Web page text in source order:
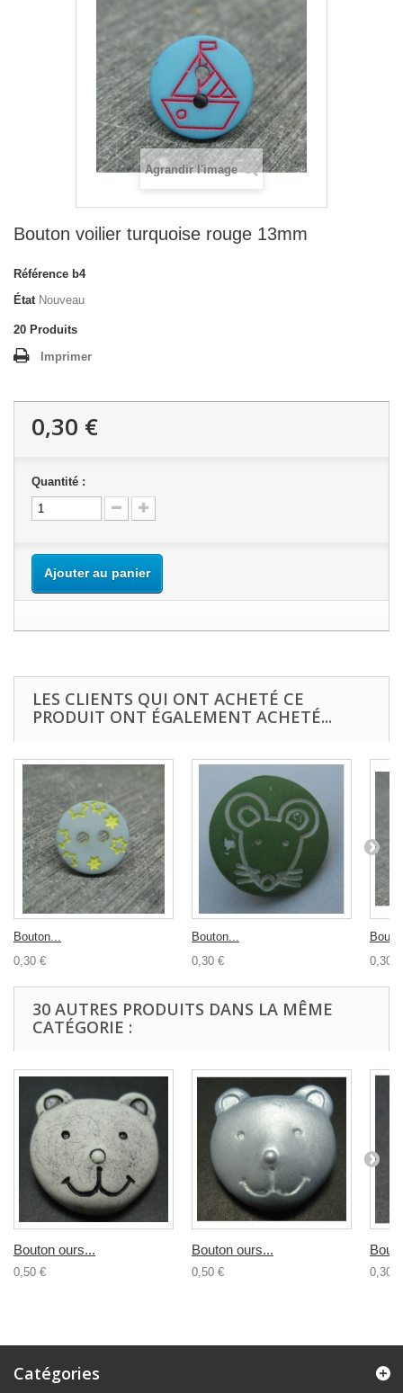
Agrandir l'image
Bouton voilier turquoise rouge 13mm
Référence b4
État Nouveau
20 Produits
Imprimer
0,30 €
Quantité :
Ajouter au panier
LES CLIENTS QUI ONT ACHETÉ CE
PRODUIT ONT ÉGALEMENT ACHETÉ...
Bouton...
0,30 €
Bouton...
0,30 €
0,30 €
30 AUTRES PRODUITS DANS LA MÊME
CATÉGORIE :
Bouton ours...
0,50 €
Bouton ours...
0,50 € 0,30 €
Catégories